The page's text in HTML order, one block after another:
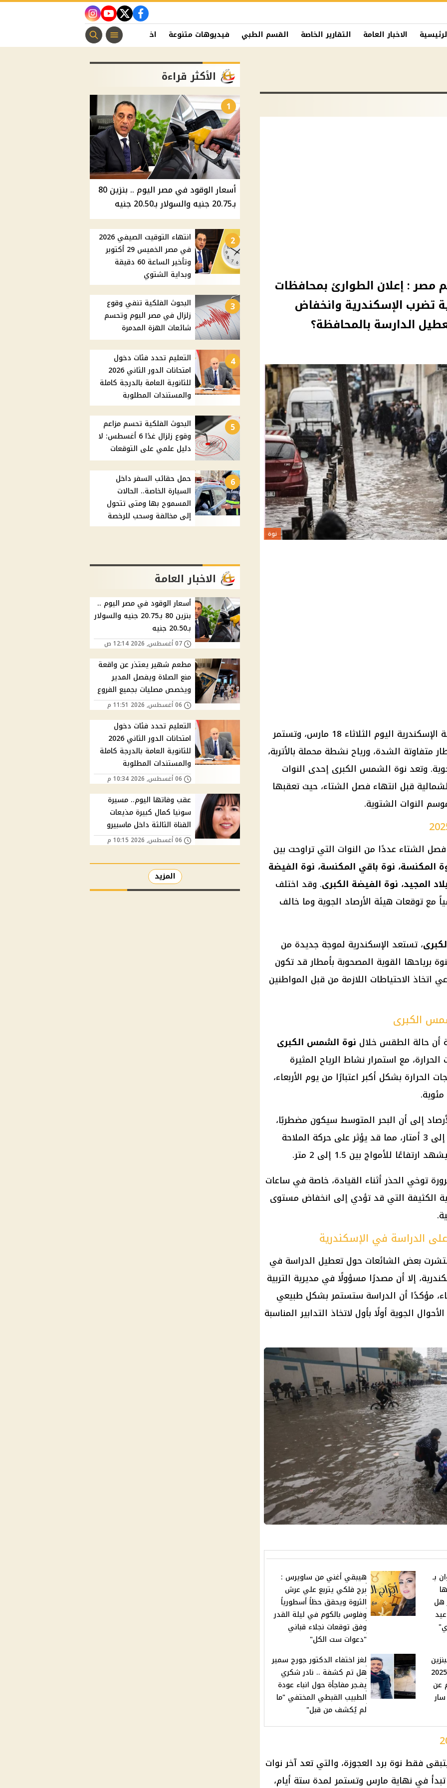
facebook
twitter
youtube
instagram
الاخبار العامة التقارير الخاصة القسم الطبي فيديوهات متنوعة اخبار الفن منوعات مسيحية
: إعلان الطوارئ بمحافظات
تضرب الإسكندرية وانخفاض
الدارسة بالمحافظة؟
نوة
بدأت نوة الشمس الكبرى في مدينة الإسكندرية اليوم الثلاثاء 18 مارس، وتستمر
متفاوتة الشدة، ورياح نشطة محملة بالأتربة،
وتعد نوة الشمس الكبرى إحدى النوات
قبل انتهاء فصل الشتاء، حيث تعقبها
النوات الشتوية.
الشتاء عددًا من النوات التي تراوحت بين
المكنسة، نوة باقي المكنسة، نوة الفيضة
المجيد، نوة الفيضة الكبرى. وقد اختلف
مع توقعات هيئة الأرصاد الجوية وما خالف
، تستعد الإسكندرية لموجة جديدة من
برياحها القوية المصحوبة بأمطار قد تكون
الاحتياطات اللازمة من قبل المواطنين
الكبرى
أن حالة الطقس خلال نوة الشمس الكبرى
مع استمرار نشاط الرياح المثيرة
الحرارة بشكل أكبر اعتبارًا من يوم الأربعاء،
إلى أن البحر المتوسط سيكون مضطربًا،
حيث تتراوح ارتفاعات الأمواج بين 2 إلى 3 أمتار، مما قد يؤثر على حركة الملاحة
للأمواج بين 1.5 إلى 2 متر.
توخي الحذر أثناء القيادة، خاصة في ساعات
الكثيفة التي قد تؤدي إلى انخفاض مستوى
الدراسة في الإسكندرية
بعض الشائعات حول تعطيل الدراسة في
إلا أن مصدرًا مسؤولًا في مديرية التربية
مؤكدًا أن الدراسة ستستمر بشكل طبيعي
الجوية أولًا بأول لاتخاذ التدابير المناسبة
بـ
هل
هيبقي أغني من ساويرس :
برج فلكي يتربع علي عرش
الثروة ويحقق حظاً أسطورياً
وفلوس بالكوم في ليلة القدر
وفق توقعات نجلاء قباني
"دعوات ست الكل"
والسولار اليوم 18 مارس 2025
عن
لغز اختفاء الدكتور جورج سمير
هل تم كشفة .. نادر شكري
يفـجر مفاجأة حول انباء عودة
الطبيب القبطي المختفي "ما
لم يُكشف من قبل"
فقط نوة برد العجوزة، والتي تعد آخر نوات
في نهاية مارس وتستمر لمدة ستة أيام،
الأكثر قراءة
1
أسعار الوقود في مصر اليوم .. بنزين 80
بـ20.75 جنيه والسولار بـ20.50 جنيه
2
انتهاء التوقيت الصيفي 2026
في مصر الخميس 29 أكتوبر
وتأخير الساعة 60 دقيقة
وبداية الشتوي
3
البحوث الفلكية تنفي وقوع
زلزال في مصر اليوم وتحسم
شائعات الهزة المدمرة
4
التعليم تحدد فئات دخول
امتحانات الدور الثاني 2026
للثانوية العامة بالدرجة كاملة
والمستندات المطلوبة
5
البحوث الفلكية تحسم مزاعم
وقوع زلزال غدًا 6 أغسطس: لا
دليل علمي على التوقعات
6
حمل حقائب السفر داخل
السيارة الخاصة.. الحالات
المسموح بها ومتى تتحول
إلى مخالفة وسحب للرخصة
الاخبار العامة
أسعار الوقود في مصر اليوم ..
بنزين 80 بـ20.75 جنيه والسولار
بـ20.50 جنيه
07 أغسطس, 2026 12:14 ص
مطعم شهير يعتذر عن واقعة
منع الصلاة ويفصل المدير
ويخصص مصليات بجميع الفروع
06 أغسطس, 2026 11:51 م
التعليم تحدد فئات دخول
امتحانات الدور الثاني 2026
للثانوية العامة بالدرجة كاملة
والمستندات المطلوبة
06 أغسطس, 2026 10:34 م
عقب وفاتها اليوم.. مسيرة
سونيا كمال كبيرة مذيعات
القناة الثالثة داخل ماسبيرو
06 أغسطس, 2026 10:15 م
المزيد